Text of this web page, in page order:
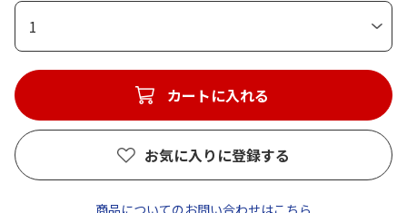
1
カートに入れる
お気に入りに登録する
商品についてのお問い合わせはこちら